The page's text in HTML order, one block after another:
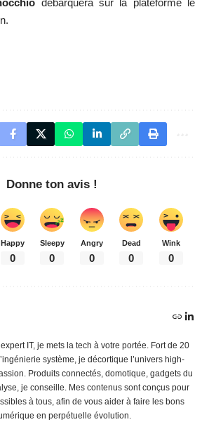
débarquera sur la plateforme le
Donne ton avis !
Happy
0
Sleepy
0
Angry
0
Dead
0
Wink
0
IT, je mets la tech à votre portée. Fort de 20
système, je décortique l’univers high-
Produits connectés, domotique, gadgets du
je conseille. Mes contenus sont conçus pour
à tous, afin de vous aider à faire les bons
en perpétuelle évolution.